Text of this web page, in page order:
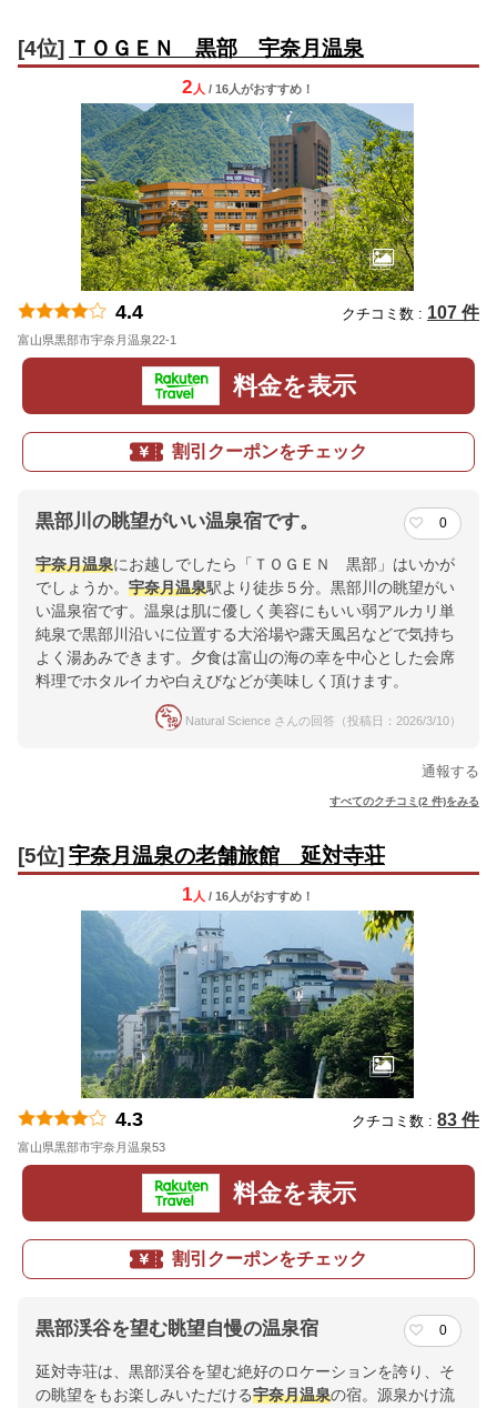
[4位] ＴＯＧＥＮ 黒部 宇奈月温泉
2 人 / 16人がおすすめ！
4.4 クチコミ数 : 107 件
富山県黒部市宇奈月温泉22-1
料金を表示
割引クーポンをチェック
黒部川の眺望がいい温泉宿です。 0
宇奈月温泉にお越しでしたら「ＴＯＧＥＮ 黒部」はいかが
でしょうか。 宇奈月温泉駅より徒歩５分。黒部川の眺望がい
い温泉宿です。温泉は肌に優しく美容にもいい弱アルカリ単
純泉で黒部川沿いに位置する大浴場や露天風呂などで気持ち
よく湯あみできます。夕食は富山の海の幸を中心とした会席
料理でホタルイカや白えびなどが美味しく頂けます。
Natural Science さんの回答（投稿日：2026/3/10）
通報する
すべてのクチコミ(2 件)をみる
[5位] 宇奈月温泉の老舗旅館 延対寺荘
1 人 / 16人がおすすめ！
4.3 クチコミ数 : 83 件
富山県黒部市宇奈月温泉53
料金を表示
割引クーポンをチェック
黒部渓谷を望む眺望自慢の温泉宿 0
延対寺荘は、黒部渓谷を望む絶好のロケーションを誇り、そ
の眺望をもお楽しみいただける宇奈月温泉の宿。源泉かけ流